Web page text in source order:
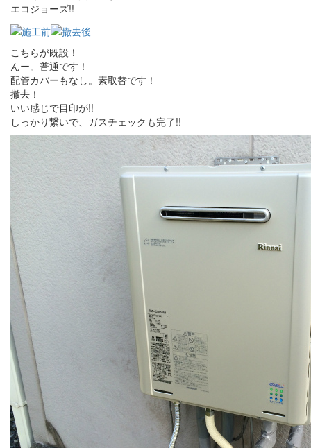
エコジョーズ!!
こちらが既設！
んー。普通です！
配管カバーもなし。素取替です！
撤去！
いい感じで目印が!!
しっかり繋いで、ガスチェックも完了!!